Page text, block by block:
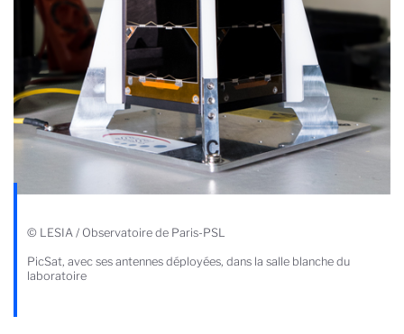
© LESIA / Observatoire de Paris-PSL
PicSat, avec ses antennes déployées, dans la salle blanche du
laboratoire